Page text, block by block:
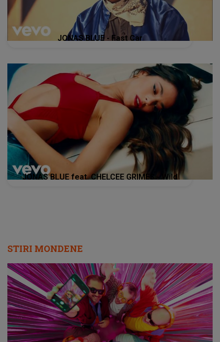
JONAS BLUE - Fast Car
JONAS BLUE feat. CHELCEE GRIMES - Wild
STIRI MONDENE